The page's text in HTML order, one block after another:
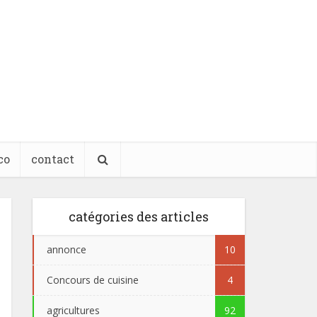
contact
catégories des articles
annonce 10
Concours de cuisine 4
agricultures 92